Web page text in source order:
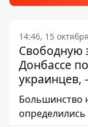
14:46, 15
Свободную
Донбассе
украинцев,
Большинство
определились